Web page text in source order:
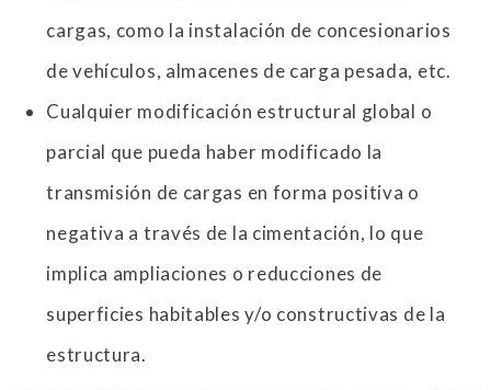
cargas, como la instalación de concesionarios
de vehículos, almacenes de carga pesada, etc.
Cualquier modificación estructural global o
parcial que pueda haber modificado la
transmisión de cargas en forma positiva o
negativa a través de la cimentación, lo que
implica ampliaciones o reducciones de
superficies habitables y/o constructivas de la
estructura.